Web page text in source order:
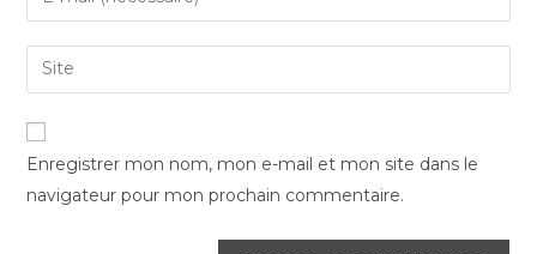
to
your
email
address
comment
Saisir
l’URL
de
votre
Enregistrer mon nom, mon e-mail et mon site dans le
navigateur pour mon prochain commentaire.